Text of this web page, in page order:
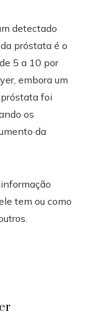
detectado
próstata é o
5 a 10 por
embora um
foi
os
da
tem ou como